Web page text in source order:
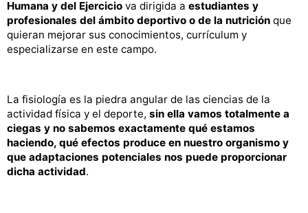
Humana y del Ejercicio va dirigida a estudiantes y
profesionales del ámbito deportivo o de la nutrición que
quieran mejorar sus conocimientos, currículum y
especializarse en este campo.
La fisiología es la piedra angular de las ciencias de la
actividad física y el deporte, sin ella vamos totalmente a
ciegas y no sabemos exactamente qué estamos
haciendo, qué efectos produce en nuestro organismo y
que adaptaciones potenciales nos puede proporcionar
dicha actividad.